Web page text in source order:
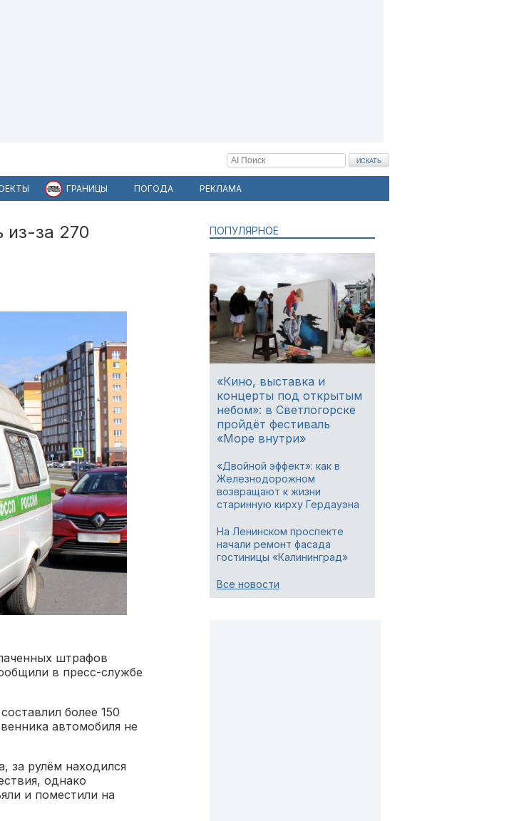
ГРАНИЦЫ ПОГОДА РЕКЛАМА
из-за 270
штрафов
в пресс-службе
более 150
автомобиля не
за рулём находился
однако
и поместили на
ПОПУЛЯРНОЕ
«Кино, выставка и
концерты под открытым
небом»: в Светлогорске
пройдёт фестиваль
«Море внутри»
«Двойной эффект»: как в
Железнодорожном
возвращают к жизни
старинную кирху Гердауэна
На Ленинском проспекте
начали ремонт фасада
гостиницы «Калининград»
Все новости